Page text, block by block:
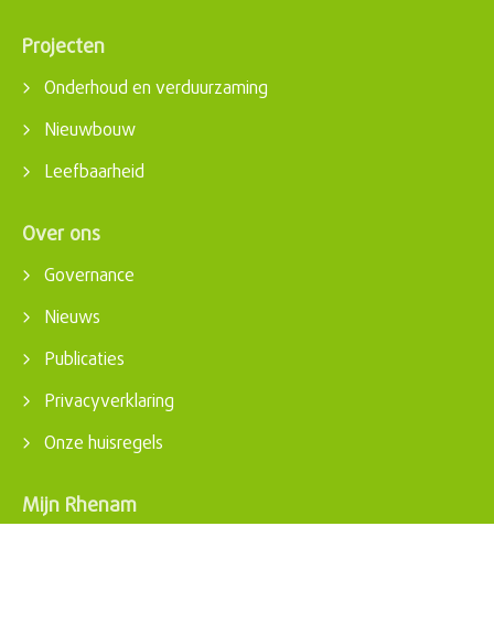
Projecten
Onderhoud en verduurzaming
Nieuwbouw
Leefbaarheid
Over ons
Governance
Nieuws
Publicaties
Privacyverklaring
Onze huisregels
Mijn Rhenam